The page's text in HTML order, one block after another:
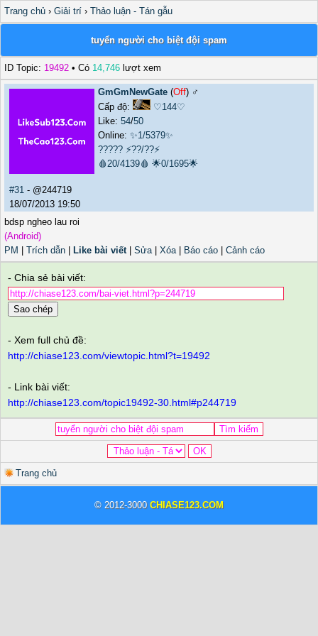
Trang chủ › Giải trí › Thảo luận - Tán gẫu
tuyển người cho biệt đội spam
ID Topic: 19492 • Có 14,746 lượt xem
GmGmNewGate (Off) ♂️
Cấp độ:
♡144♡
Like: 54/50
Online: ✨1/5379✨
????? ⚡??/??⚡
🩸20/4139🩸 🌟0/1695🌟
#31 - @244719
18/07/2013 19:50
bdsp ngheo lau roi
(Android)
PM
Trích dẫn Like bài viết| Sửa| Xóa| Báo cáo Cảnh cáo
- Chia sẻ bài viết:
Sao chép
- Xem full chủ đề:
http://chiase123.com/viewtopic.html?t=19492
- Link bài viết:
http://chiase123.com/topic19492-30.html#p244719
Trang chủ
© 2012-3000 CHIASE123.COM